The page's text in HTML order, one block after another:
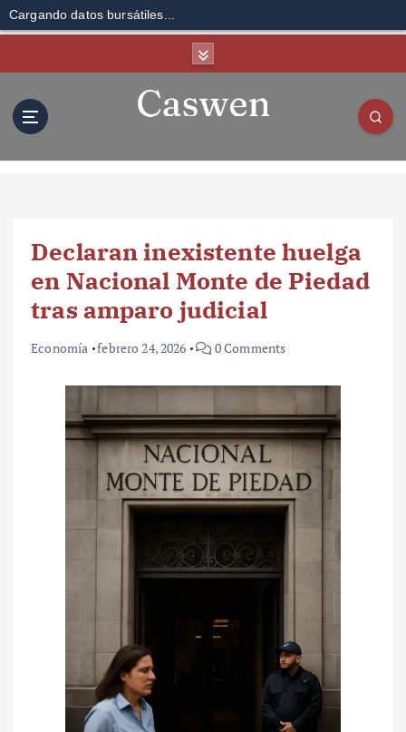
Cargando datos bursátiles...
Declaran inexistente huelga
en Nacional Monte de Piedad
tras amparo judicial
Economía febrero 24, 2026 0 Comments